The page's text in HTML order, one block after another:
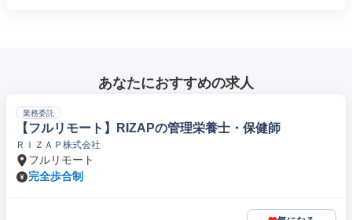
あなたにおすすめの求人
業務委託
【フルリモート】RIZAPの管理栄養士・保健師
ＲＩＺＡＰ株式会社
フルリモート
完全歩合制